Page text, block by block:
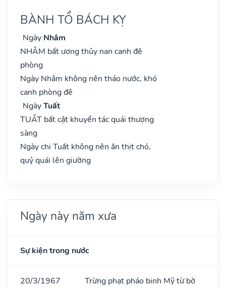
BÀNH TỔ BÁCH KỴ
Ngày Nhâm
NHÂM bất ương thủy nan canh đê
phòng
Ngày Nhâm không nên tháo nước, khó
canh phòng đê
NgàyTuất
TUẤT bất cật khuyển tác quái thượng
sàng
Ngày chi Tuất không nên ăn thịt chó,
quỷ quái lên giường
Ngày này năm xưa
Sự kiện trong nước
20/3/1967
Trừng phạt pháo binh Mỹ từ bờ